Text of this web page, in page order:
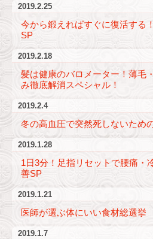
2019.2.25
今から鍛えればすぐに復活する
SP
2019.2.18
髪は健康のバロメーター！薄毛
み徹底解消スペシャル！
2019.2.4
冬の高血圧で突然死しないため
2019.1.28
1日3分！足指リセットで腰痛・
善SP
2019.1.21
医師が選ぶ体にいい食材総選挙
2019.1.7